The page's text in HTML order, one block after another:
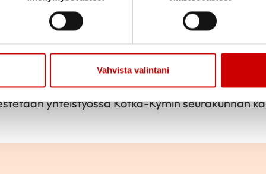
Vahvista valintani
Jaa sivu Jaa Whatsapp
yläkahvilassa tiistaina 9.6., 7.7. ja
yhteistyössä Kotka-Kymin seurakunnan